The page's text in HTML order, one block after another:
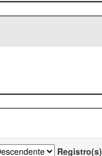
Registro(s)